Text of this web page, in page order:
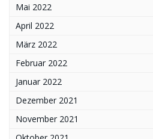
Mai 2022
April 2022
März 2022
Februar 2022
Januar 2022
Dezember 2021
November 2021